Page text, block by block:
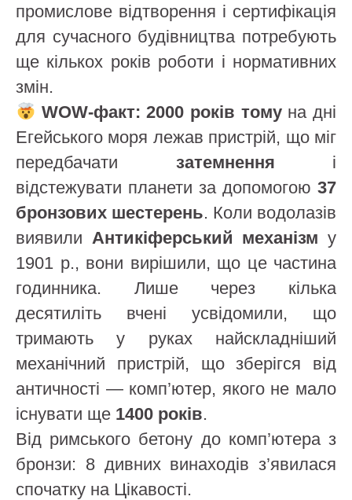
промислове відтворення і сертифікація
для сучасного будівництва потребують
ще кількох років роботи і нормативних
змін.
WOW-факт: 2000 років томуна дні
Егейського моря лежав пристрій, що міг
передбачати затемнення і
відстежувати планети за допомогою 37
бронзових шестерень. Коли водолазів
виявили Антикіферський механізм у
1901 р., вони вирішили, що це частина
годинника. Лише через кілька
десятиліть вчені усвідомили, що
тримають у руках найскладніший
механічний пристрій, що зберігся від
античності — комп’ютер, якого не мало
існувати ще 1400 років.
Від римського бетону до комп’ютера з
бронзи: 8 дивних винаходів з’явилася
спочатку на Цікавості.